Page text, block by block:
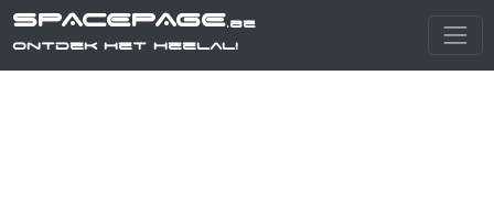
SPACEPAGE.be
Ontdek het heelal!